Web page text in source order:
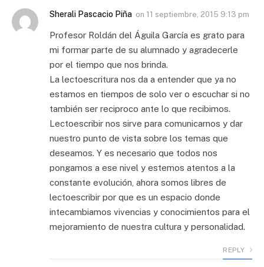
Sherali Pascacio Piña on 11 septiembre, 2015 9:13 pm
Profesor Roldán del Águila García es grato para
mi formar parte de su alumnado y agradecerle
por el tiempo que nos brinda.
La lectoescritura nos da a entender que ya no
estamos en tiempos de solo ver o escuchar si no
también ser reciproco ante lo que recibimos.
Lectoescribir nos sirve para comunicarnos y dar
nuestro punto de vista sobre los temas que
deseamos. Y es necesario que todos nos
pongamos a ese nivel y estemos atentos a la
constante evolución, ahora somos libres de
lectoescribir por que es un espacio donde
intecambiamos vivencias y conocimientos para el
mejoramiento de nuestra cultura y personalidad.
REPLY